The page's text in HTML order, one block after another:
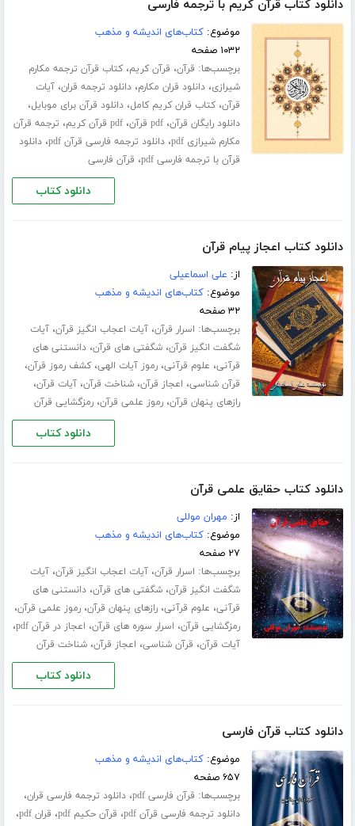
دانلود کتاب قرآن کریم با ترجمه فارسی
موضوع:کتاب‌های اندیشه و مذهب
۱۰۳۲ صفحه
برچسب‌ها: قرآن، قرآن کریم،کتاب قرآن ترجمه مکارم
شیرازی،دانلود قران مکارم،دانلود ترجمه قران،آیات
قرآن،کتاب قران کریم کامل،دانلود قرآن برای موبایل،
دانلود رایگان قرآن،pdf قرآن ،pdf قرآن کریم ، ترجمه قرآن
مکارم شیرازی pdf
،دانلود ترجمه فارسی قرآن pdf ،دانلود
قرآن با ترجمه فارسی pdf
، قرآن فارسی
دانلود کتاب
دانلود کتاب اعجاز پیام قرآن
از: علی اسماعیلی
موضوع:کتاب‌های اندیشه و مذهب
۳۲ صفحه
برچسب‌ها: اسرار قرآن،آیات اعجاب انگیز قرآن،آیات
شگفت انگیز قرآن،شگفتی های قرآن،دانستنی های
قرآنی، علوم قرآنی،رموز آیات الهی،کشف رموز قرآن،
قرآن شناسی، اعجاز قرآن،شناخت قرآن،آیات قرآن،
رازهای پنهان قرآن،رموز علمی قرآن،رمزگشایی قرآن
دانلود کتاب
دانلود کتاب حقایق علمی قرآن
از: مهران موللی
موضوع:کتاب‌های اندیشه و مذهب
۲۷ صفحه
برچسب‌ها: اسرار قرآن،آیات اعجاب انگیز قرآن،آیات
شگفت انگیز قرآن،شگفتی های قرآن،دانستنی های
قرآنی، علوم قرآنی،رازهای پنهان قرآن،رموز علمی قرآن،
رمزگشایی قرآن، اسرار سوره های قرآن، اعجاز در قرآن pdf ،
آیات قرآن، قرآن شناسی، اعجاز قرآن،شناخت قرآن
دانلود کتاب
دانلود کتاب قرآن فارسی
موضوع:کتاب‌های اندیشه و مذهب
۶۵۷ صفحه
برچسب‌ها: قرآن فارسی pdf ،دانلود ترجمه فارسی قران،
دانلود ترجمه فارسی قرآن pdf ، قرآن حکیم pdf ، قران pdf ،